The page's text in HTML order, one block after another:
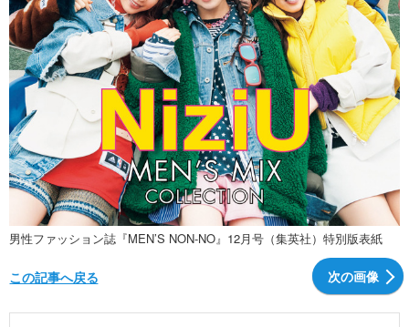
男性ファッション誌『MEN’S NON-NO』12月号（集英社）特別版表紙
次の画像
この記事へ戻る